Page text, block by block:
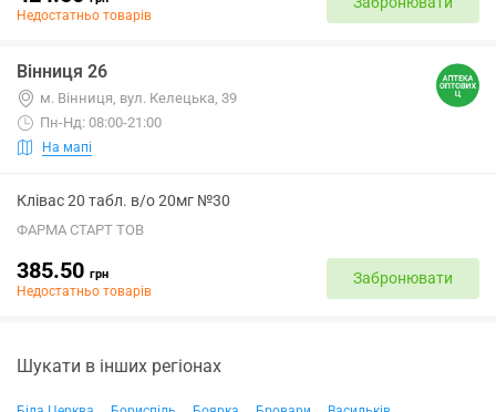
Недостатньо товарів
Вінниця 26
м. Вінниця, вул. Келецька, 39
Пн-Нд: 08:00-21:00
На мапі
Клівас 20 табл. в/о 20мг №30
ФАРМА СТАРТ ТОВ
385.50 грн
Недостатньо товарів
Забронювати
Шукати в інших регіонах